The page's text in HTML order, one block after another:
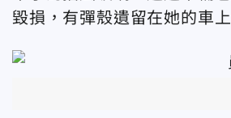
毀損，有彈殼遺留在她的車上